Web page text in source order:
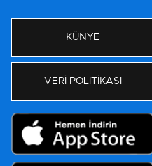
KÜNYE
VERİ POLİTİKASI